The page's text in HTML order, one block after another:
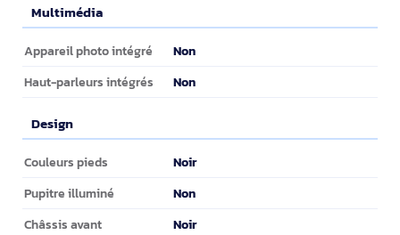
Multimédia
Multimédia
Appareil photo intégré Non
Haut-parleurs intégrés Non
Design
Design
Couleurs pieds Noir
Pupitre illuminé Non
Châssis avant Noir